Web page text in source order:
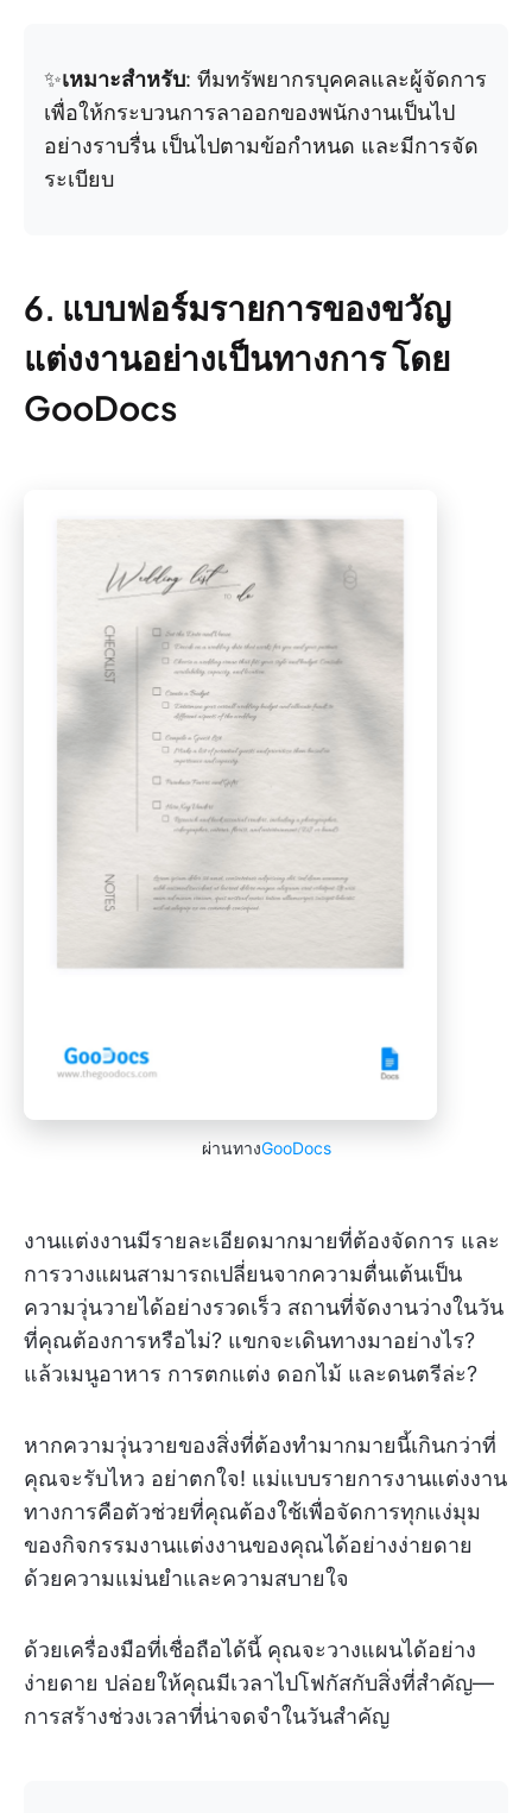
✨เหมาะสำหรับ: ทีมทรัพยากรบุคคลและผู้จัดการ
เพื่อให้กระบวนการลาออกของพนักงานเป็นไป
อย่างราบรื่น เป็นไปตามข้อกำหนด และมีการจัด
ระเบียบ
6. แบบฟอร์มรายการของขวัญ
แต่งงานอย่างเป็นทางการ โดย
GooDocs
ผ่านทางGooDocs
งานแต่งงานมีรายละเอียดมากมายที่ต้องจัดการ และ
การวางแผนสามารถเปลี่ยนจากความตื่นเต้นเป็น
ความวุ่นวายได้อย่างรวดเร็ว สถานที่จัดงานว่างในวัน
ที่คุณต้องการหรือไม่? แขกจะเดินทางมาอย่างไร?
แล้วเมนูอาหาร การตกแต่ง ดอกไม้ และดนตรีล่ะ?
หากความวุ่นวายของสิ่งที่ต้องทำมากมายนี้เกินกว่าที่
คุณจะรับไหว อย่าตกใจ! แม่แบบรายการงานแต่งงาน
ทางการคือตัวช่วยที่คุณต้องใช้เพื่อจัดการทุกแง่มุม
ของกิจกรรมงานแต่งงานของคุณได้อย่างง่ายดาย
ด้วยความแม่นยำและความสบายใจ
ด้วยเครื่องมือที่เชื่อถือได้นี้ คุณจะวางแผนได้อย่าง
ง่ายดาย ปล่อยให้คุณมีเวลาไปโฟกัสกับสิ่งที่สำคัญ—
การสร้างช่วงเวลาที่น่าจดจำในวันสำคัญ